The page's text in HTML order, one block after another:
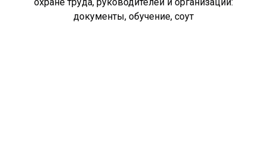
документы, обучение, соут